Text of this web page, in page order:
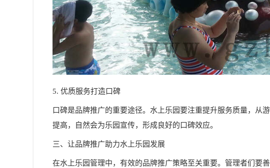
5. 优质服务打造口碑
口碑是品牌推广的重要途径。水上乐园要注重提升服务质量，从
提高，自然会为乐园宣传，形成良好的口碑效应。
三、让品牌推广助力水上乐园发展
在水上乐园管理中，有效的品牌推广策略至关重要。管理者们要